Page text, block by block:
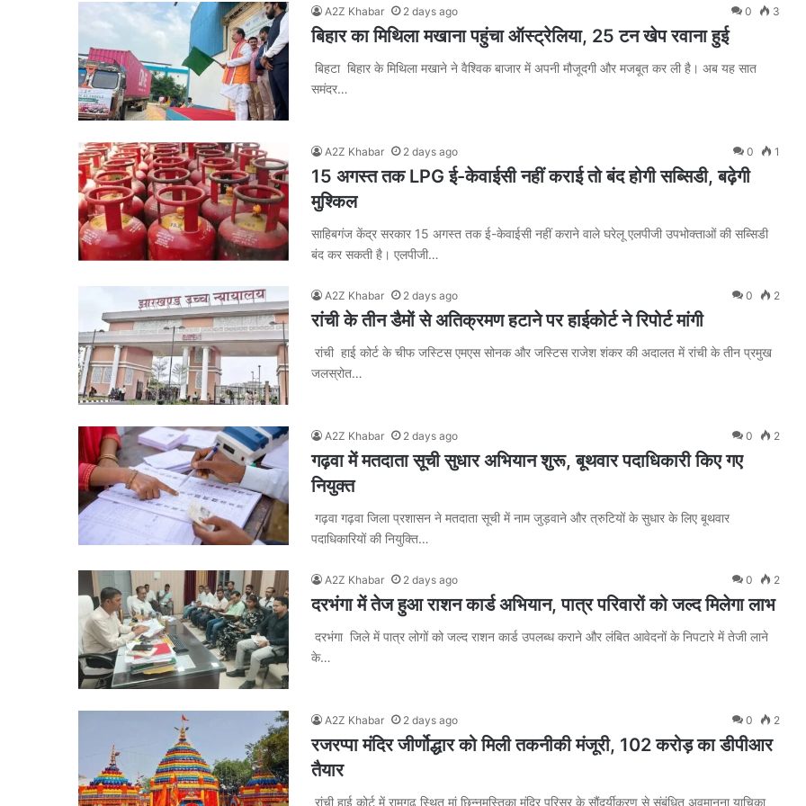
A2Z Khabar 2 days ago 0 3
बिहार का मिथिला मखाना पहुंचा ऑस्ट्रेलिया, 25 टन खेप रवाना हुई
बिहटा बिहार के मिथिला मखाने ने वैश्विक बाजार में अपनी मौजूदगी और मजबूत कर ली है। अब यह सात
समंदर…
A2Z Khabar 2 days ago 0 1
15 अगस्त तक LPG ई-केवाईसी नहीं कराई तो बंद होगी सब्सिडी, बढ़ेगी
मुश्किल
साहिबगंज केंद्र सरकार 15 अगस्त तक ई-केवाईसी नहीं कराने वाले घरेलू एलपीजी उपभोक्ताओं की सब्सिडी
बंद कर सकती है। एलपीजी…
A2Z Khabar 2 days ago 0 2
रांची के तीन डैमों से अतिक्रमण हटाने पर हाईकोर्ट ने रिपोर्ट मांगी
रांची हाई कोर्ट के चीफ जस्टिस एमएस सोनक और जस्टिस राजेश शंकर की अदालत में रांची के तीन प्रमुख
जलस्रोत…
A2Z Khabar 2 days ago 0 2
गढ़वा में मतदाता सूची सुधार अभियान शुरू, बूथवार पदाधिकारी किए गए
नियुक्त
गढ़वा गढ़वा जिला प्रशासन ने मतदाता सूची में नाम जुड़वाने और त्रुटियों के सुधार के लिए बूथवार
पदाधिकारियों की नियुक्ति…
A2Z Khabar 2 days ago 0 2
दरभंगा में तेज हुआ राशन कार्ड अभियान, पात्र परिवारों को जल्द मिलेगा लाभ
दरभंगा जिले में पात्र लोगों को जल्द राशन कार्ड उपलब्ध कराने और लंबित आवेदनों के निपटारे में तेजी लाने
के…
A2Z Khabar 2 days ago 0 2
रजरप्पा मंदिर जीर्णोद्धार को मिली तकनीकी मंजूरी, 102 करोड़ का डीपीआर
तैयार
रांची हाई कोर्ट में रामगढ़ स्थित मां छिन्नमस्तिका मंदिर परिसर के सौंदर्यीकरण से संबंधित अवमानना याचिका